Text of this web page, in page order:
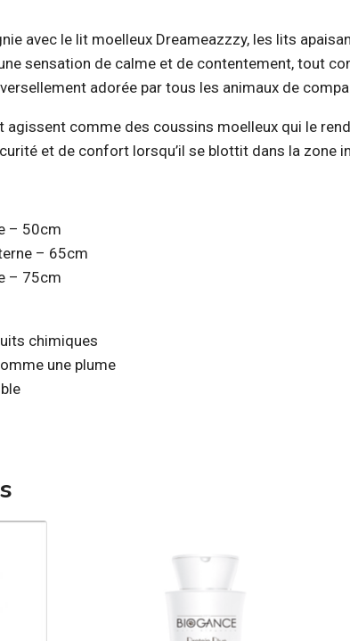
avec le lit moelleux Dreameazzzy, les lits
sensation de calme et de contentement, tout
adorée par tous les animaux de
agissent comme des coussins moelleux qui le
et de confort lorsqu’il se blottit dans la zone
– 50cm
– 65cm
– 75cm
chimiques
une plume